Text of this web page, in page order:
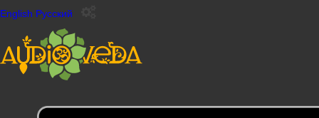
English Русский